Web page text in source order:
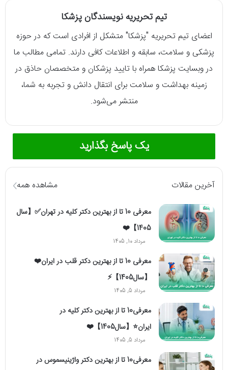
تیم تحریریه نویسندگان پزشکا
اعضای تیم تحریریه "پزشکا" متشکل از افرادی است که در حوزه
پزشکی و سلامت، سابقه و اطلاعات کافی دارند. تمامی مطالب ما
در وبسایت پزشکا همراه با تایید پزشکان و متخصصان حاذق در
زمینه بهداشت و سلامت برای انتقال دانش و تجربه به شما،
منتشر می‌شود.
یک پاسخ بگذارید
آخرین مقالات مشاهده همه
معرفی 10 تا از بهترین دکتر کلیه در تهران✅【سال
1405】❤️
مرداد 10, 1405
معرفی 10 تا از بهترین دکتر قلب در ایران❤️
【سال1405】⚡️
مرداد 5, 1405
معرفی10 تا از بهترین دکتر کلیه در
ایران⭐【سال1405】❤️
مرداد 5, 1405
معرفی10 تا از بهترین دکتر واژینیسموس در